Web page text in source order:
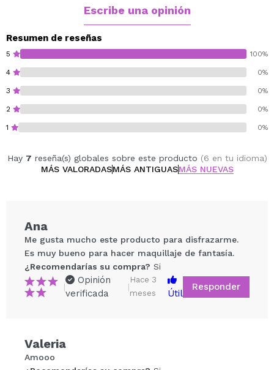
Escribe una opinión
Resumen de reseñas
5 100%
4 0%
3 0%
2 0%
1 0%
Hay 7 reseña(s) globales sobre este producto (6 en tu idioma)
MÁS VALORADASMÁS ANTIGUASMÁS NUEVAS
Ana
Me gusta mucho este producto para disfrazarme.
Es muy bueno para hacer maquillaje de fantasía.
¿Recomendarías su compra? Si
|
Opinión
verificada
|
Hace 3
meses
Útil
Responder
Valeria
Amooo